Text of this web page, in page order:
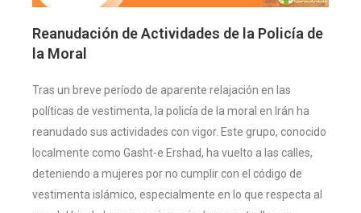
Reanudación de Actividades de la Policía de
la Moral
Tras un breve período de aparente relajación en las
políticas de vestimenta, la policía de la moral en Irán ha
reanudado sus actividades con vigor. Este grupo, conocido
localmente como Gasht-e Ershad, ha vuelto a las calles,
deteniendo a mujeres por no cumplir con el código de
vestimenta islámico, especialmente en lo que respecta al